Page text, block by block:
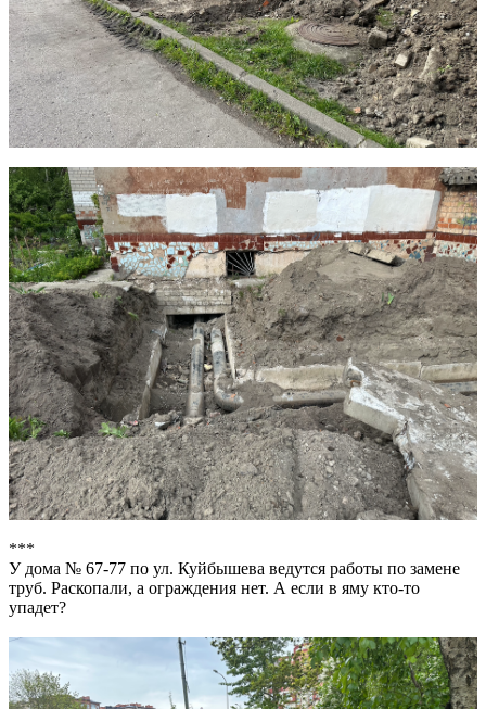
***
У дома № 67-77 по ул. Куйбышева ведутся работы по замене
труб. Раскопали, а ограждения нет. А если в яму кто-то
упадет?